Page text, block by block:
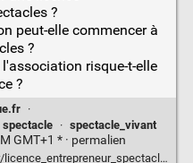
?
peut-elle commencer à
?
risque-t-elle
?
·
spectacle · spectacle_vivant
GMT+1 * · permalien